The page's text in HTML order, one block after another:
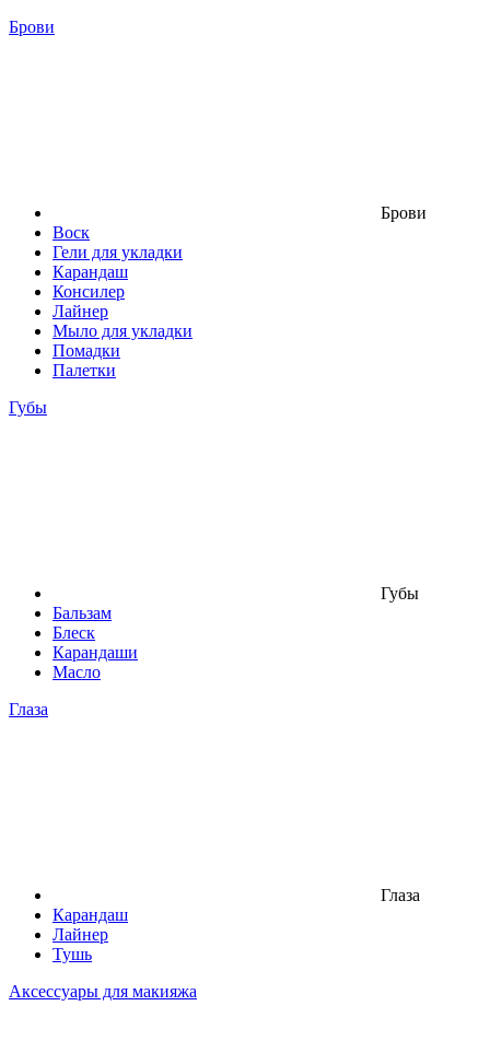
Брови
Брови
Воск
Гели для укладки
Карандаш
Консилер
Лайнер
Мыло для укладки
Помадки
Палетки
Губы
Губы
Бальзам
Блеск
Карандаши
Масло
Глаза
Глаза
Карандаш
Лайнер
Тушь
Аксессуары для макияжа